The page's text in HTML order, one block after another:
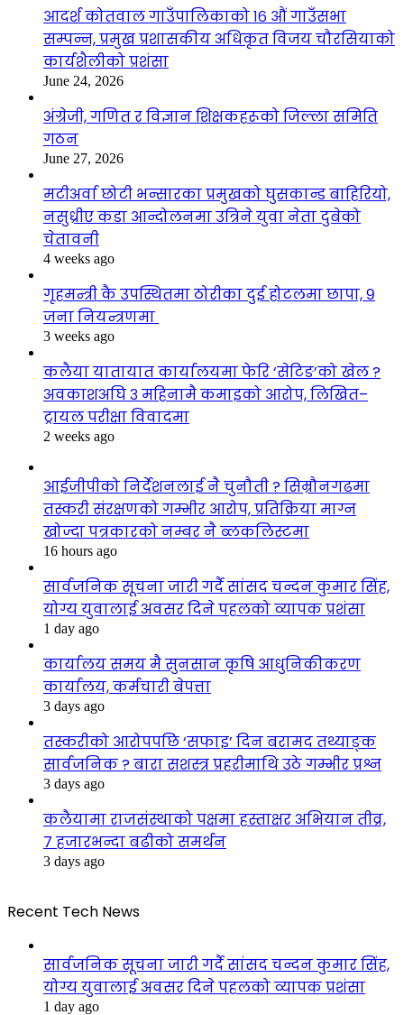
आदर्श कोतवाल गाउँपालिकाको १६ औं गाउँसभा
सम्पन्न, प्रमुख प्रशासकीय अधिकृत विजय चौरसियाको
कार्यशैलीको प्रशंसा
June 24, 2026
अंग्रेजी, गणित र विज्ञान शिक्षकहरूको जिल्ला समिति
गठन
June 27, 2026
मटीअर्वा छोटी भन्सारका प्रमुखको घुसकान्ड बाहिरियो,
नसुध्रीए कडा आन्दोलनमा उत्रिने युवा नेता दुबेको
चेतावनी
4 weeks ago
गृहमन्त्री कै उपस्थितमा ठोरीका दुई होटलमा छापा, ९
जना नियन्त्रणमा
3 weeks ago
कलैया यातायात कार्यालयमा फेरि ‘सेटिङ’को खेल ?
अवकाशअघि ३ महिनामै कमाइको आरोप, लिखित–
ट्रायल परीक्षा विवादमा
2 weeks ago
आईजीपीको निर्देशनलाई नै चुनौती ? सिम्रौनगढमा
तस्करी संरक्षणको गम्भीर आरोप, प्रतिक्रिया माग्न
खोज्दा पत्रकारको नम्बर नै ब्लकलिस्टमा
16 hours ago
सार्वजनिक सूचना जारी गर्दै सांसद चन्दन कुमार सिंह,
योग्य युवालाई अवसर दिने पहलको व्यापक प्रशंसा
1 day ago
कार्यालय समय मै सुनसान कृषि आधुनिकीकरण
कार्यालय, कर्मचारी बेपत्ता
3 days ago
तस्करीको आरोपपछि ‘सफाइ’ दिन बरामद तथ्याङ्क
सार्वजनिक ? बारा सशस्त्र प्रहरीमाथि उठे गम्भीर प्रश्न
3 days ago
कलैयामा राजसंस्थाको पक्षमा हस्ताक्षर अभियान तीव्र,
७ हजारभन्दा बढीको समर्थन
3 days ago
Recent Tech News
सार्वजनिक सूचना जारी गर्दै सांसद चन्दन कुमार सिंह,
योग्य युवालाई अवसर दिने पहलको व्यापक प्रशंसा
1 day ago